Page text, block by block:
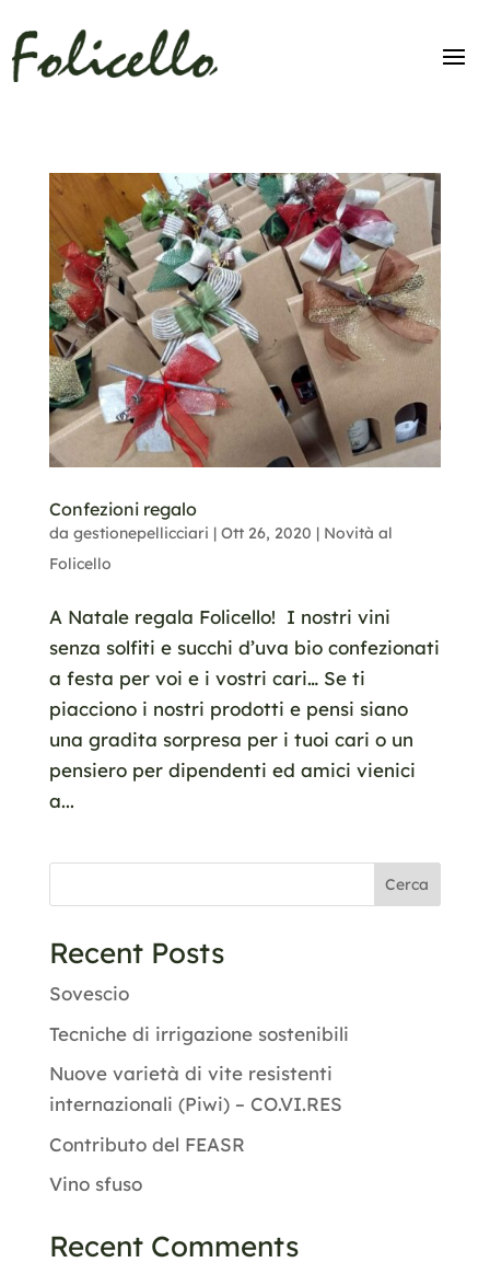
Confezioni regalo
da gestionepellicciari | Ott 26, 2020 | Novità al
Folicello
A Natale regala Folicello! I nostri vini
senza solfiti e succhi d’uva bio confezionati
a festa per voi e i vostri cari… Se ti
piacciono i nostri prodotti e pensi siano
una gradita sorpresa per i tuoi cari o un
pensiero per dipendenti ed amici vienici
a...
Cerca
Recent Posts
Sovescio
Tecniche di irrigazione sostenibili
Nuove varietà di vite resistenti
internazionali (Piwi) – CO.VI.RES
Contributo del FEASR
Vino sfuso
Recent Comments